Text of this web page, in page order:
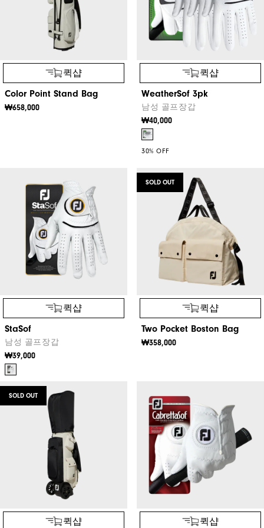
퀵샵
Color Point Stand Bag
₩658,000
퀵샵
WeatherSof 3pk
남성 골프장갑
₩40,000
30% OFF
퀵샵
StaSof
남성 골프장갑
₩39,000
SOLD OUT
퀵샵
Two Pocket Boston Bag
₩358,000
SOLD OUT
퀵샵 퀵샵